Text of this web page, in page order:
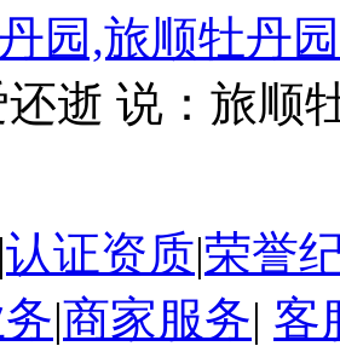
园,旅顺牡丹
还逝 说：旅顺
|认证资质|荣誉
|商家服务| 客